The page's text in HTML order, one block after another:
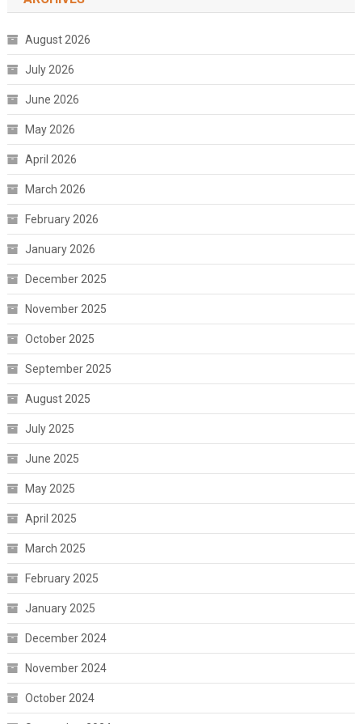
August 2026
July 2026
June 2026
May 2026
April 2026
March 2026
February 2026
January 2026
December 2025
November 2025
October 2025
September 2025
August 2025
July 2025
June 2025
May 2025
April 2025
March 2025
February 2025
January 2025
December 2024
November 2024
October 2024